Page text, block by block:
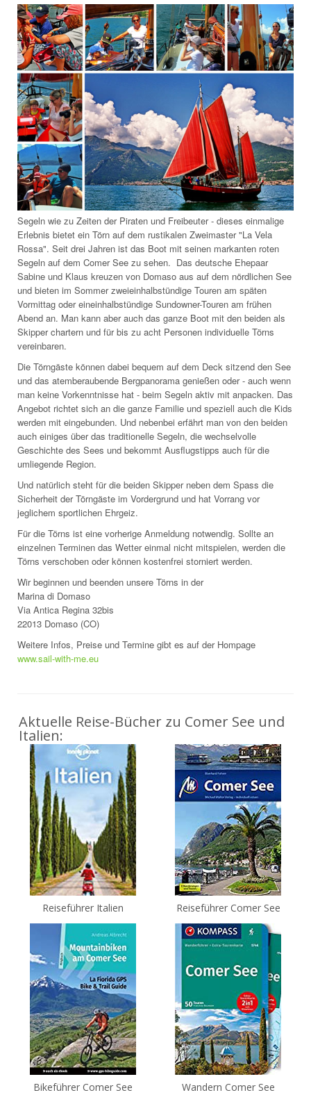
Segeln wie zu Zeiten der Piraten und Freibeuter - dieses einmalige
Erlebnis bietet ein Törn auf dem rustikalen Zweimaster "La Vela
Rossa". Seit drei Jahren ist das Boot mit seinen markanten roten
Segeln auf dem Comer See zu sehen. Das deutsche Ehepaar
Sabine und Klaus kreuzen von Domaso aus auf dem nördlichen See
und bieten im Sommer zweieinhalbstündige Touren am späten
Vormittag oder eineinhalbstündige Sundowner-Touren am frühen
Abend an. Man kann aber auch das ganze Boot mit den beiden als
Skipper chartern und für bis zu acht Personen individuelle Törns
vereinbaren.
Die Törngäste können dabei bequem auf dem Deck sitzend den See
und das atemberaubende Bergpanorama genießen oder - auch wenn
man keine Vorkenntnisse hat - beim Segeln aktiv mit anpacken. Das
Angebot richtet sich an die ganze Familie und speziell auch die Kids
werden mit eingebunden. Und nebenbei erfährt man von den beiden
auch einiges über das traditionelle Segeln, die wechselvolle
Geschichte des Sees und bekommt Ausflugstipps auch für die
umliegende Region.
Und natürlich steht für die beiden Skipper neben dem Spass die
Sicherheit der Törngäste im Vordergrund und hat Vorrang vor
jeglichem sportlichen Ehrgeiz.
Für die Törns ist eine vorherige Anmeldung notwendig. Sollte an
einzelnen Terminen das Wetter einmal nicht mitspielen, werden die
Törns verschoben oder können kostenfrei storniert werden.
Wir beginnen und beenden unsere Törns in der
Marina di Domaso
Via Antica Regina 32bis
22013 Domaso (CO)
Weitere Infos, Preise und Termine gibt es auf der Hompage
www.sail-with-me.eu
Aktuelle Reise-Bücher zu Comer See und
Italien:
Reiseführer Italien Reiseführer Comer See
Bikeführer Comer See Wandern Comer See